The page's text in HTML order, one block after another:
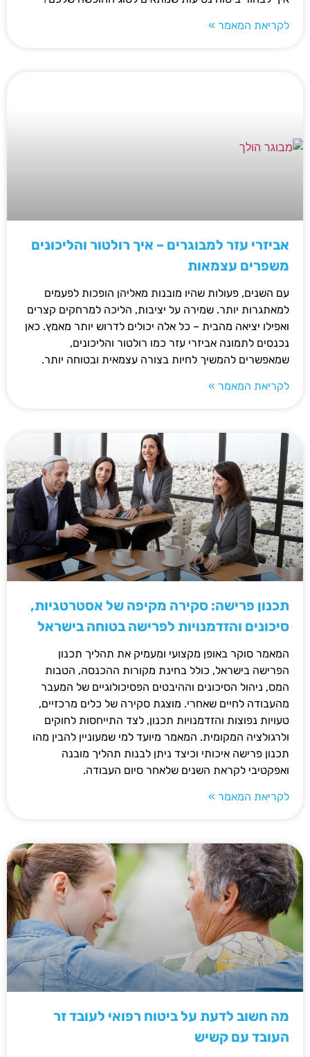
לקריאת המאמר »
אביזרי עזר למבוגרים – איך רולטור והליכונים
משפרים עצמאות
עם השנים, פעולות שהיו מובנות מאליהן הופכות לפעמים
למאתגרות יותר. שמירה על יציבות, הליכה למרחקים קצרים
ואפילו יציאה מהבית – כל אלה יכולים לדרוש יותר מאמץ. כאן
נכנסים לתמונה אביזרי עזר כמו רולטור והליכונים,
שמאפשרים להמשיך לחיות בצורה עצמאית ובטוחה יותר.
לקריאת המאמר »
תכנון פרישה: סקירה מקיפה של אסטרטגיות,
סיכונים והזדמנויות לפרישה בטוחה בישראל
המאמר סוקר באופן מקצועי ומעמיק את תהליך תכנון
הפרישה בישראל, כולל בחינת מקורות ההכנסה, הטבות
המס, ניהול הסיכונים וההיבטים הפסיכולוגיים של המעבר
מהעבודה לחיים שאחרי. מוצגת סקירה של כלים מרכזיים,
טעויות נפוצות והזדמנויות תכנון, לצד התייחסות לחוקים
ולרגולציה המקומית. המאמר מיועד למי שמעוניין להבין מהו
תכנון פרישה איכותי וכיצד ניתן לבנות תהליך מובנה
ואפקטיבי לקראת השנים שלאחר סיום העבודה.
לקריאת המאמר »
מה חשוב לדעת על ביטוח רפואי לעובד זר
העובד עם קשיש